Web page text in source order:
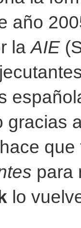
año
laAIE
gracias
para
lo